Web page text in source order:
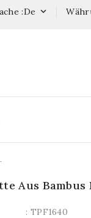
:de 
Aus Bambus
: TPF1640